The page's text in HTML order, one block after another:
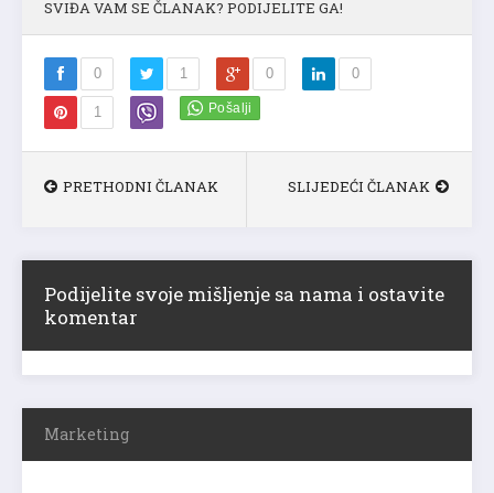
SVIĐA VAM SE ČLANAK? PODIJELITE GA!
0 1 0 0
1
PRETHODNI ČLANAK SLIJEDEĆI ČLANAK
Podijelite svoje mišljenje sa nama i ostavite
komentar
Marketing